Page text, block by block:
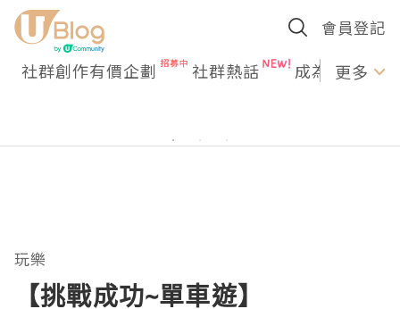
會員登記
社群創作有價企劃 社群熱話 成為U更多
玩樂
【挑戰成功~單車遊】